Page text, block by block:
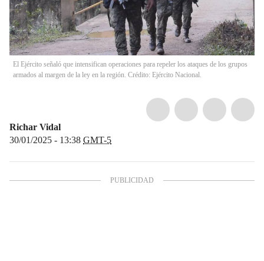
El Ejército señaló que intensifican operaciones para repeler los ataques de los grupos
armados al margen de la ley en la región. Crédito: Ejército Nacional.
Richar Vidal
30/01/2025 - 13:38 GMT-5